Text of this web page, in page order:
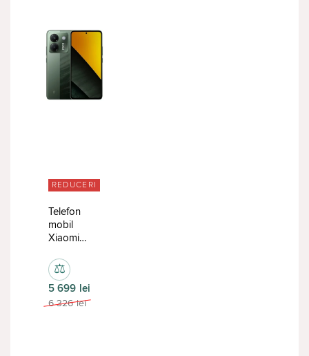
REDUCERI
Telefon
mobil
Xiaomi
Pro
8/256GB
Green
6 326 lei
5 699 lei
⚖